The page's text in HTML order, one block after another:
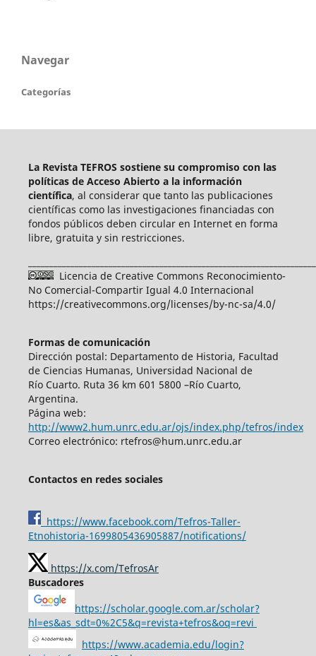
Navegar
Categorías
La Revista TEFROS sostiene su compromiso con las
políticas de Acceso Abierto a la información
científica, al considerar que tanto las publicaciones
científicas como las investigaciones financiadas con
fondos públicos deben circular en Internet en forma
libre, gratuita y sin restricciones.
Licencia de Creative Commons Reconocimiento-
No Comercial-Compartir Igual 4.0 Internacional
https://creativecommons.org/licenses/by-nc-sa/4.0/
Formas de comunicación
Dirección postal: Departamento de Historia, Facultad
de Ciencias Humanas, Universidad Nacional de
Río Cuarto. Ruta 36 km 601 5800 –Río Cuarto,
Argentina.
Página web:
http://www2.hum.unrc.edu.ar/ojs/index.php/tefros/index
Correo electrónico: rtefros@hum.unrc.edu.ar
Contactos en redes sociales
https://www.facebook.com/Tefros-Taller-
Etnohistoria-1699805436905887/notifications/
https://x.com/TefrosAr
Buscadores
https://scholar.google.com.ar/scholar?
hl=es&as_sdt=0%2C5&q=revista+tefros&oq=revi
https://www.academia.edu/login?